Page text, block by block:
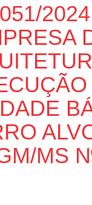
MS